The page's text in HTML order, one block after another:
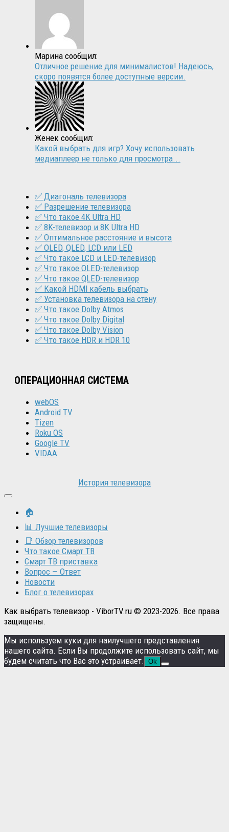
Марина сообщил:
Отличное решение для минималистов! Надеюсь,
скоро появятся более доступные версии.
Женек сообщил:
Какой выбрать для игр? Хочу использовать
медиаплеер не только для просмотра...
✅ Диагональ телевизора
✅ Разрешение телевизора
✅ Что такое 4K Ultra HD
✅ 8K-телевизор и 8K Ultra HD
✅ Оптимальное расстояние и высота
✅ OLED, QLED, LCD или LED
✅ Что такое LCD и LED-телевизор
✅ Что такое OLED-телевизор
✅ Что такое QLED-телевизор
✅ Какой HDMI кабель выбрать
✅ Установка телевизора на стену
✅ Что такое Dolby Atmos
✅ Что такое Dolby Digital
✅ Что такое Dolby Vision
✅ Что такое HDR и HDR 10
ОПЕРАЦИОННАЯ СИСТЕМА
webOS
Android TV
Tizen
Roku OS
Google TV
VIDAA
История телевизора
🏠
📊 Лучшие телевизоры
📑 Обзор телевизоров
Что такое Смарт ТВ
Смарт ТВ приставка
Вопрос — Ответ
Новости
Блог о телевизорах
Как выбрать телевизор - ViborTV.ru © 2023-2026. Все права
защищены.
Мы используем куки для наилучшего представления
нашего сайта. Если Вы продолжите использовать сайт, мы
будем считать что Вас это устраивает.
Ok